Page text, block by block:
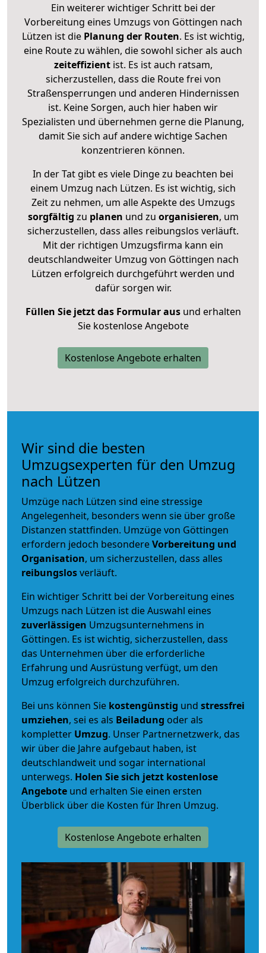
Ein weiterer wichtiger Schritt bei der
Vorbereitung eines Umzugs von Göttingen nach
Lützen ist diePlanung der Routen. Es ist wichtig,
eine Route zu wählen, die sowohl sicher als auch
zeiteffizientist. Es ist auch ratsam,
sicherzustellen, dass die Route frei von
Straßensperrungen und anderen Hindernissen
ist. Keine Sorgen, auch hier haben wir
Spezialisten und übernehmen gerne die Planung,
damit Sie sich auf andere wichtige Sachen
konzentrieren können.
In der Tat gibt es viele Dinge zu beachten bei
einem Umzug nach Lützen. Es ist wichtig, sich
Zeit zu nehmen, um alle Aspekte des Umzugs
sorgfältig zu planen und zu organisieren, um
sicherzustellen, dass alles reibungslos verläuft.
Mit der richtigen Umzugsfirma kann ein
deutschlandweiter Umzug von Göttingen nach
Lützen erfolgreich durchgeführt werden und
dafür sorgen wir.
Füllen Sie jetzt das Formular ausund erhalten
Sie kostenlose Angebote
Kostenlose Angebote erhalten
Wir sind die besten
Umzugsexperten für den Umzug
nach Lützen
Umzüge nach Lützen sind eine stressige
Angelegenheit, besonders wenn sie über große
Distanzen stattfinden. Umzüge von Göttingen
erfordern jedoch besondereVorbereitung und
Organisation, um sicherzustellen, dass alles
reibungslosverläuft.
Ein wichtiger Schritt bei der Vorbereitung eines
Umzugs nach Lützen ist die Auswahl eines
zuverlässigen Umzugsunternehmens in
Göttingen. Es ist wichtig, sicherzustellen, dass
das Unternehmen über die erforderliche
Erfahrung und Ausrüstung verfügt, um den
Umzug erfolgreich durchzuführen.
Bei uns können Sie kostengünstig und stressfrei
umziehen, sei es als Beiladung oder als
kompletter Umzug. Unser Partnernetzwerk, das
wir über die Jahre aufgebaut haben, ist
deutschlandweit und sogar international
unterwegs. Holen Sie sich jetzt kostenlose
Angebote und erhalten Sie einen ersten
Überblick über die Kosten für Ihren Umzug.
Kostenlose Angebote erhalten